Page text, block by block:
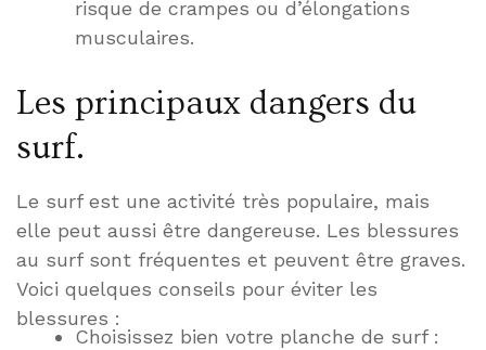
risque de crampes ou d’élongations
musculaires.
Les principaux dangers du
surf.
Le surf est une activité très populaire, mais
elle peut aussi être dangereuse. Les blessures
au surf sont fréquentes et peuvent être graves.
Voici quelques conseils pour éviter les
blessures :
Choisissez bien votre planche de surf :